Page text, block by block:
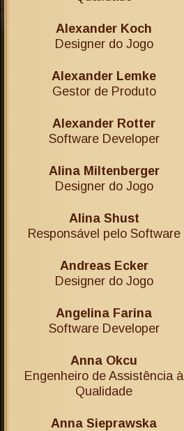
Alexander Koch
Designer do Jogo
Alexander Lemke
Gestor de Produto
Alexander Rotter
Software Developer
Alina Miltenberger
Designer do Jogo
Alina Shust
Responsável pelo Software
Andreas Ecker
Designer do Jogo
Angelina Farina
Software Developer
Anna Okcu
Engenheiro de Assistência à
Qualidade
Anna Sieprawska